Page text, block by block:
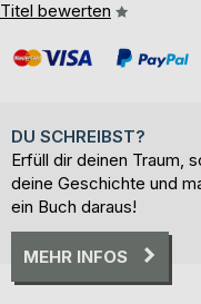
Titel bewerten
DU SCHREIBST?
Erfüll dir deinen Traum,
deine Geschichte und
ein Buch daraus!
MEHR INFOS